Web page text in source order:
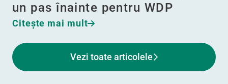
un pas înainte pentru WDP
Citeşte mai mult
Vezi toate articolele